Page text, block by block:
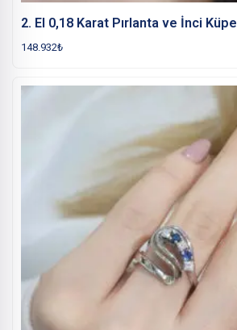
2. El 0,18 Karat Pırlanta ve İnci Küpe
148.932₺